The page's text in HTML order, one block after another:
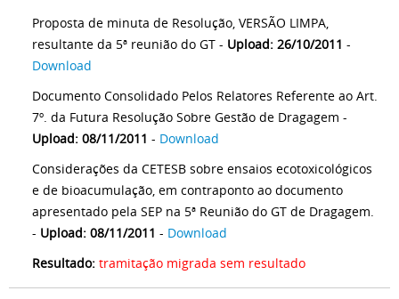
Proposta de minuta de Resolução, VERSÃO LIMPA,
resultante da 5ª reunião do GT - Upload: 26/10/2011 -
Download
Documento Consolidado Pelos Relatores Referente ao Art.
7º. da Futura Resolução Sobre Gestão de Dragagem -
Upload: 08/11/2011 - Download
Considerações da CETESB sobre ensaios ecotoxicológicos
e de bioacumulação, em contraponto ao documento
apresentado pela SEP na 5ª Reunião do GT de Dragagem.
- Upload: 08/11/2011 - Download
Resultado: tramitação migrada sem resultado